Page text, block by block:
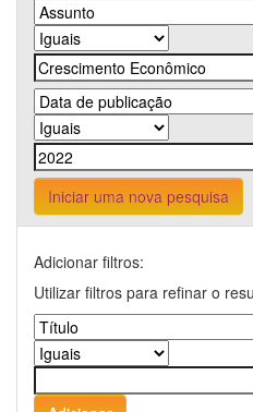
Iniciar uma nova pesquisa
Adicionar filtros:
Utilizar filtros para refinar o